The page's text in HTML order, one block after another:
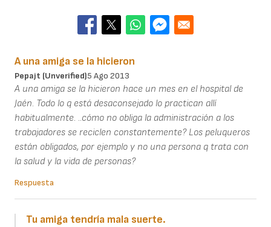
A una amiga se la hicieron
Pepajt (unverified)5 Ago 2013
A una amiga se la hicieron hace un mes en el hospital de
Jaén. Todo lo q está desaconsejado lo practican allí
habitualmente. ..cómo no obliga la administración a los
trabajadores se reciclen constantemente? Los peluqueros
están obligados, por ejemplo y no una persona q trata con
la salud y la vida de personas?
Respuesta
Tu amiga tendría mala suerte.